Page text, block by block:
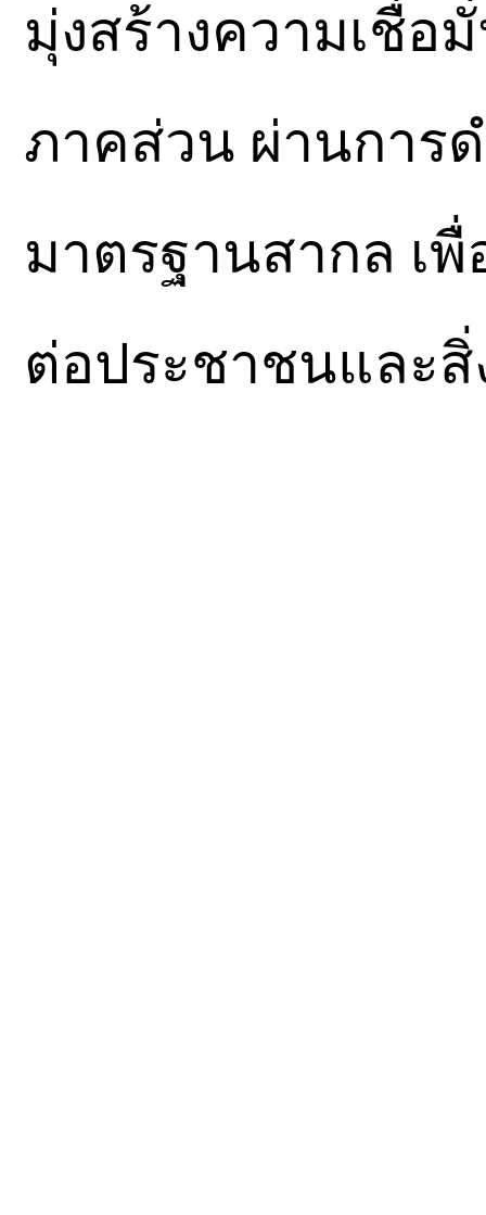
มุ่งสร้างความเชื่อ
ภาคส่วน ผ่านการ
มาตรฐานสากล เ
ต่อประชาชนและ